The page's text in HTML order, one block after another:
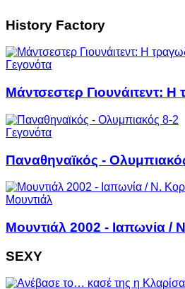
History Factory
Γεγονότα
Μάντσεστερ Γιουνάιτεντ:
Γεγονότα
Παναθηναϊκός -
Μουντιάλ
Μουντιάλ 2002 - Ιαπωνία /
SEXY